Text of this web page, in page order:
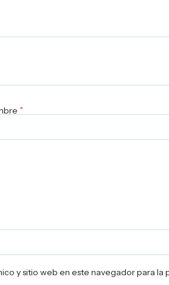
*
y sitio web en este navegador para la